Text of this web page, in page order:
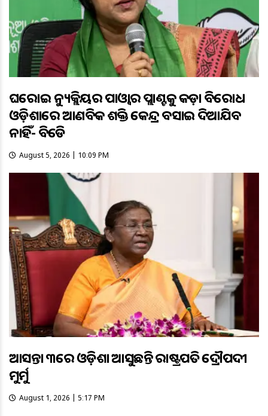
ଘରୋଇ ନ୍ୟୁକ୍ଲିୟର ପାଓ୍ବାର ପ୍ଲାଣ୍ଟକୁ କଡ଼ା ବିରୋଧ
ଓଡ଼ିଶାରେ ଆଣବିକ ଶକ୍ତି କେନ୍ଦ୍ର ବସାଇ ଦିଆଯିବ
ନାହିଁ- ବିଜେଡି
August 5, 2026 | 10:09 PM
ଆସନ୍ତା ୩ରେ ଓଡ଼ିଶା ଆସୁଛନ୍ତି ରାଷ୍ଟ୍ରପତି ଦ୍ରୌପଦୀ
ମୁର୍ମୁ
August 1, 2026 | 5:17 PM